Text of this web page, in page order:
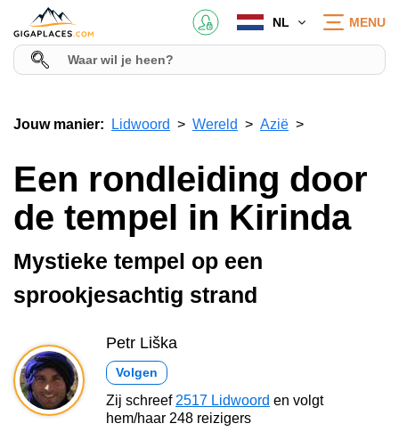
NL MENU
Jouw manier: Lidwoord Wereld Azië
Een rondleiding door
de tempel in Kirinda
Mystieke tempel op een
sprookjesachtig strand
Petr Liška
Volgen
Zij schreef 2517 Lidwoord en volgt
hem/haar 248 reizigers